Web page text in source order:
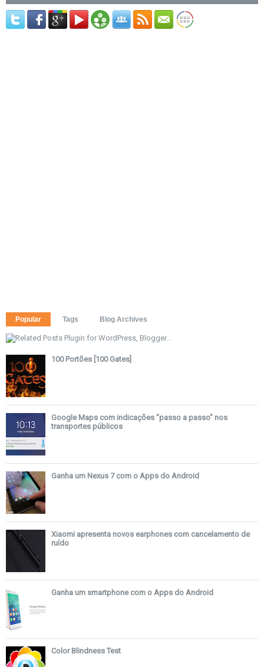
Popular Tags Blog Archives
100 Portões [100 Gates]
Google Maps com indicações "passo a passo" nos
transportes públicos
Ganha um Nexus 7 com o Apps do Android
Xiaomi apresenta novos earphones com cancelamento de
ruído
Ganha um smartphone com o Apps do Android
Color Blindness Test